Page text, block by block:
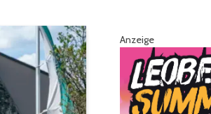
Anzeige